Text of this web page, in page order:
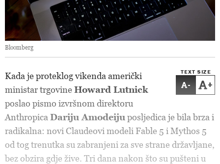
Bloomberg
TEXT SIZE
- +
Kada je proteklog vikenda američki
ministar trgovine Howard Lutnick
poslao pismo izvršnom direktoru
Anthropica Dariju Amodeiju posljedica je bila brza i
radikalna: novi Claudeovi modeli Fable 5 i Mythos 5
od tog trenutka su zabranjeni za sve strane državljane,
bez obzira gdje žive. Tri dana nakon što su pušteni u